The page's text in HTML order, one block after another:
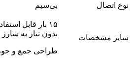
نوع اتصال
بی‌سیم
سایر مشخصات
۱۵ بار قابل
بدون نیاز به شارژ
طراحی جمع و جور